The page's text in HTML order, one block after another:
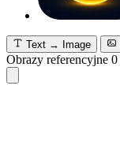
Text → Image
Obrazy referencyjne 0